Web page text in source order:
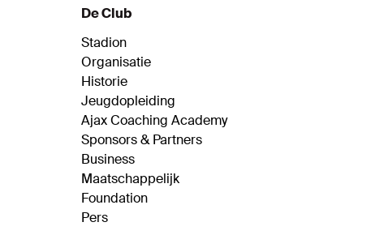
De Club
Stadion
Organisatie
Historie
Jeugdopleiding
Ajax Coaching Academy
Sponsors & Partners
Business
Maatschappelijk
Foundation
Pers